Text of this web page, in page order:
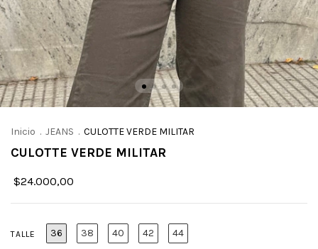
Inicio . JEANS . CULOTTE VERDE MILITAR
CULOTTE VERDE MILITAR
$24.000,00
TALLE 36 38 40 42 44